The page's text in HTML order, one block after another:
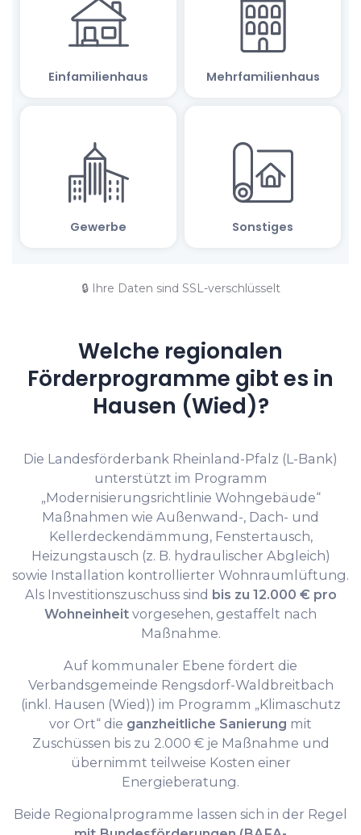
🔒 Ihre Daten sind SSL-verschlüsselt
Welche regionalen
Förderprogramme gibt es in
Hausen (Wied)?
Die Landesförderbank Rheinland-Pfalz (L-Bank)
unterstützt im Programm
„Modernisierungsrichtlinie Wohngebäude“
Maßnahmen wie Außenwand-, Dach- und
Kellerdeckendämmung, Fenstertausch,
Heizungstausch (z. B. hydraulischer Abgleich)
sowie Installation kontrollierter Wohnraumlüftung.
Als Investitionszuschuss sind bis zu 12.000 € pro
Wohneinheit vorgesehen, gestaffelt nach
Maßnahme.
Auf kommunaler Ebene fördert die
Verbandsgemeinde Rengsdorf-Waldbreitbach
(inkl. Hausen (Wied)) im Programm „Klimaschutz
vor Ort“ die ganzheitliche Sanierung mit
Zuschüssen bis zu 2.000 € je Maßnahme und
übernimmt teilweise Kosten einer
Energieberatung.
Beide Regionalprogramme lassen sich in der Regel